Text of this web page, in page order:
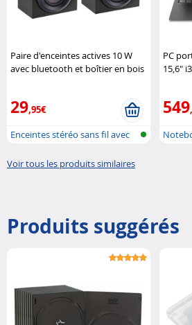
Paire d'enceintes actives 10 W
avec bluetooth et boîtier en bois
29,95€
Enceintes stéréo sans fil avec
PC
15,6"
549
Voir tous les produits similaires
Produits suggérés